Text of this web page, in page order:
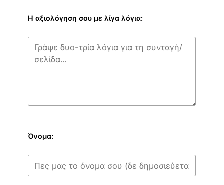
Η αξιολόγηση σου με λίγα λόγια:
Όνομα: